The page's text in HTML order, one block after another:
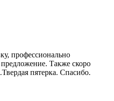
профессионально
Также скоро
пятерка. Спасибо.